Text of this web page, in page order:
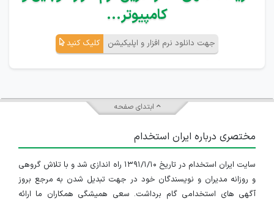
کامپیوتر...
جهت دانلود نرم افزار و اپلیکیشن کلیک کنید
ابتدای صفحه
مختصری درباره ایران استخدام
سایت ایران استخدام در تاریخ ۱۳۹۱/۱/۱۰ راه اندازی شد و با تلاش گروهی
و روزانه مدیران و نویسندگان خود در جهت تبدیل شدن به مرجع بروز
آگهی های استخدامی گام برداشت. سعی همیشگی همکاران ما ارائه